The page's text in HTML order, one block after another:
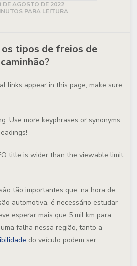
DE AGOSTO DE 2022
PARA LEITURA
os tipos de freios de
caminhão?
links appear in this page, make sure
Use more keyphrases or synonyms
title is wider than the viewable limit.
tão importantes que, na hora de
automotiva, é necessário estudar
esperar mais que 5 mil km para
falha nessa região, tanto a
do veículo podem ser